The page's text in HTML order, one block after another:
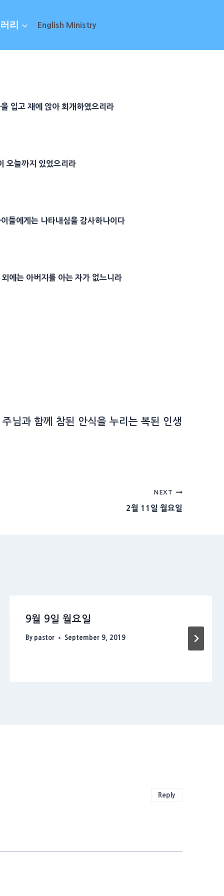
리 English Ministry
입고 재에 앉아회개하였으리라
오늘까지 있었으리라
들에게는 나타내심을감사하나이다
에는 아버지를 아는 자가 없느니라
님과 함께 참된 안식을 누리는 복된 인생
NEXT
2월 11일 월요일
9월 9일 월요일
By pastor September 9, 2019
Reply